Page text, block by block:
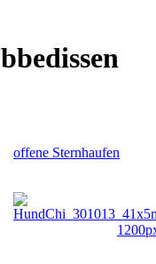
offene Sternhaufen